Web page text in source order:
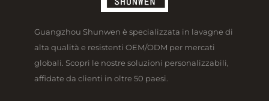
Guangzhou Shunwen è specializzata in lavagne di
alta qualità e resistenti OEM/ODM per mercati
globali. Scopri le nostre soluzioni personalizzabili,
affidate da clienti in oltre 50 paesi.